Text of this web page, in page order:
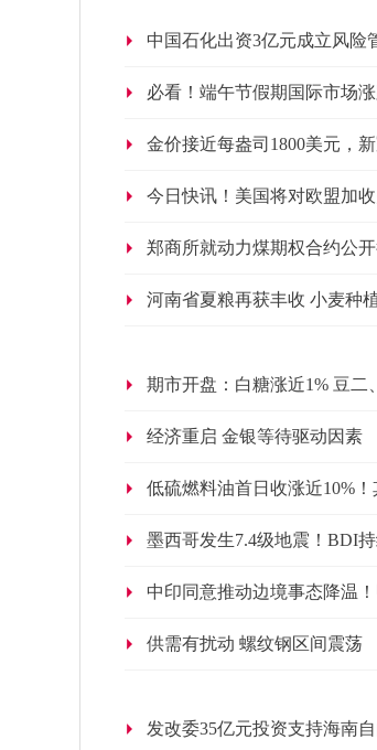
中国石化出资3亿元成立风险
必看！端午节假期国际市场
金价接近每盎司1800美元，
今日快讯！美国将对欧盟加收
郑商所就动力煤期权合约公
河南省夏粮再获丰收 小麦种
期市开盘：白糖涨近1% 豆二
经济重启 金银等待驱动因素
低硫燃料油首日收涨近10%
墨西哥发生7.4级地震！BDI
中印同意推动边境事态降温
供需有扰动 螺纹钢区间震荡
发改委35亿元投资支持海南